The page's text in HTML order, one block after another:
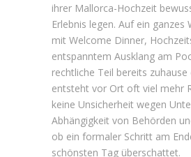
ihrer Mallorca-Hochzeit
Erlebnis legen. Auf ein ganzes
mit Welcome Dinner,
entspanntem Ausklang am
rechtliche Teil bereits
entsteht vor Ort oft viel mehr
keine Unsicherheit wegen
Abhängigkeit von Behörden
ob ein formaler Schritt am
schönsten Tag überschattet.